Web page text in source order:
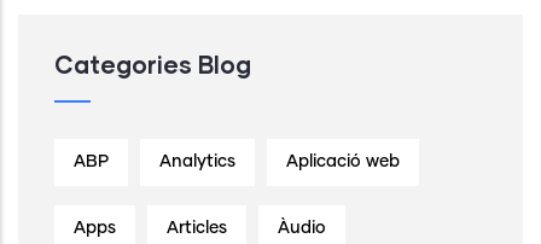
Categories Blog
ABP Analytics Aplicació web
Apps Articles Àudio